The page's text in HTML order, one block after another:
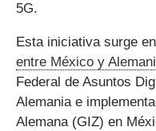
5G.
Esta iniciativa surge
entre México y
Federal de Asuntos
Alemania e
Alemana (GIZ) en